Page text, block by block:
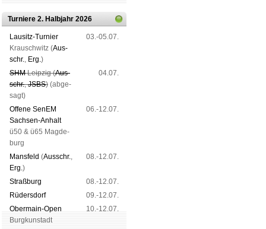
Turniere 2. Halbjahr 2026
Lau­sitz-Tur­nier
Krausch­witz (Aus­
schr., Erg.)
03.-05.07.
SHMLeip­zig (Aus­
schr.,JSBS) (ab­ge­
sagt)
04.07.
Offene SenEM
Sach­sen-An­halt
ü50 & ü65 Mag­de­
burg
06.-12.07.
Mans­feld (Aus­schr.,
Erg.)
08.-12.07.
Straß­burg
08.-12.07.
Rüders­dorf
09.-12.07.
Ober­main-Open
Burg­kun­stadt
10.-12.07.